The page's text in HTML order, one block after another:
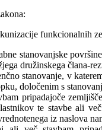
funkcionalnih
stanovanjske
družinskega člana-
stanovanje, v
določenim s
pripadajoče
te stavbe ali
iz naslova